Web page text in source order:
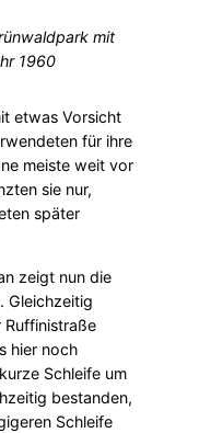
mit
1960
etwas Vorsicht
für ihre
meiste weit vor
sie nur,
später
zeigt nun die
Gleichzeitig
Ruffinistraße
hier noch
Schleife um
bestanden,
Schleife